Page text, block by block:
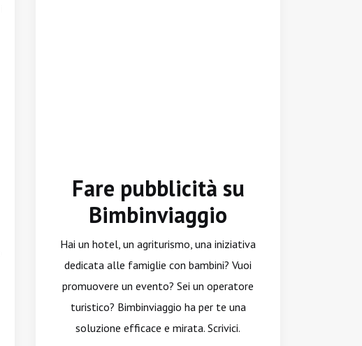
Fare pubblicità su
Bimbinviaggio
Hai un hotel, un agriturismo, una iniziativa
dedicata alle famiglie con bambini? Vuoi
promuovere un evento? Sei un operatore
turistico? Bimbinviaggio ha per te una
soluzione efficace e mirata. Scrivici.